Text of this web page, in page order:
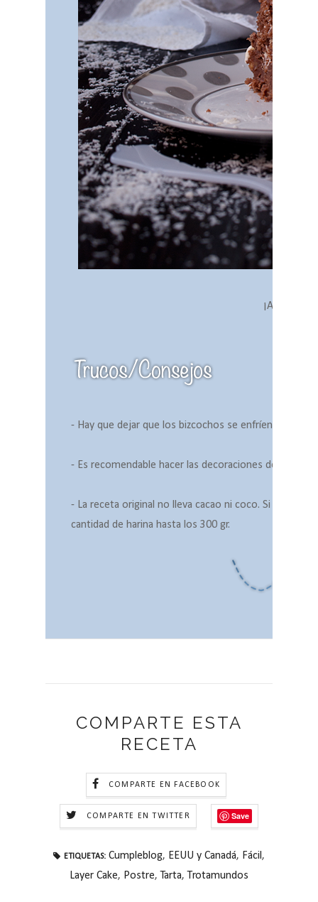
¡A disfrutar!
- Hay que dejar que los bizcochos se enfríen bien
- Es recomendable hacer las decoraciones de
- La receta original no lleva cacao ni coco. Si quieres
cantidad de harina hasta los 300 gr.
COMPARTE ESTA
RECETA
COMPARTE EN FACEBOOK
COMPARTE EN TWITTER Save
ETIQUETAS: Cumpleblog, EEUU y Canadá, Fácil ,
Layer Cake, Postre, Tarta, Trotamundos